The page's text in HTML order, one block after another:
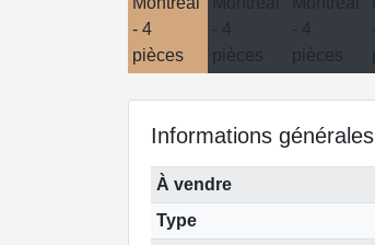
Informations générales
À vendre
Type